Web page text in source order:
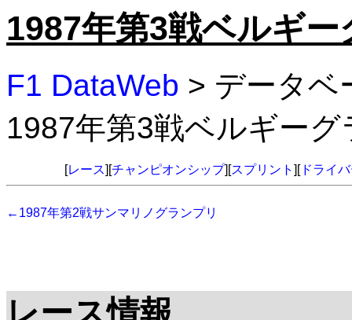
1987年第3戦ベルギ
F1 DataWeb > データ
1987年第3戦ベルギー
[レース][チャンピオンシップ][スプリント ][ドライ
←1987年第2戦サンマリノグランプリ
レース情報